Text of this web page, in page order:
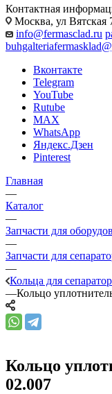
Контактная
Москва, ул Вятская
info@fermasclad.ru
Вконтакте
Telegram
YouTube
Rutube
MAX
WhatsApp
Яндекс.Дзен
Pinterest
Главная
—
Каталог
—
Запчасти для
—
Запчасти для
—
Кольца для
—Кольцо
Кольцо
02.007